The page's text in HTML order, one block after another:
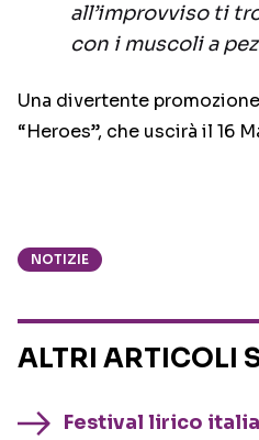
all’improvviso ti
con i muscoli a
Una divertente
“Heroes”, che uscirà il 16
NOTIZIE
ALTRI ARTICOLI
Festival lirico